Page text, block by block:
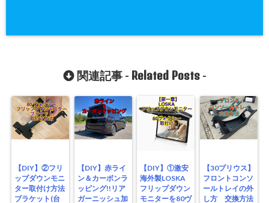
関連記事 - Related Posts-
【DIY】②フリ
ップダウンモニ
ター取付け方法
ブラケット(台
【DIY】赤ライ
ン＆カーボンラ
ッピング!!リア
ガーニッシュ加
【DIY】①激安
海外製LOSKA
フリップダウン
モニターを80ヴ
【30プリウス】
フロントコンソ
ールトレイの外
し方 交換方法